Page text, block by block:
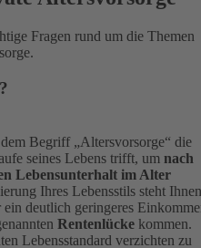
Fragen rund um die Themen
Begriff „Altersvorsorge“ die
seines Lebens trifft, um nach
Lebensunterhalt im Alter
Ihres Lebensstils steht Ihnen
ein deutlich geringeres
Rentenlücke kommen.
Lebensstandard verzichten zu